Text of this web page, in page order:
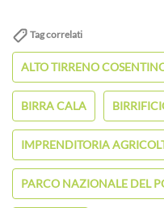
Tag correlati
ALTO TIRRENO
BIRRA CALA
IMPRENDITORIA
PARCO NAZIONALE DEL